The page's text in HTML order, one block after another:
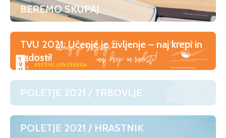
BEREMO SKUPAJ
TVU 2021: Učenje je življenje – naj krepi in
radosti!
POLETJE 2021 / TRBOVLJE
POLETJE 2021 / HRASTNIK